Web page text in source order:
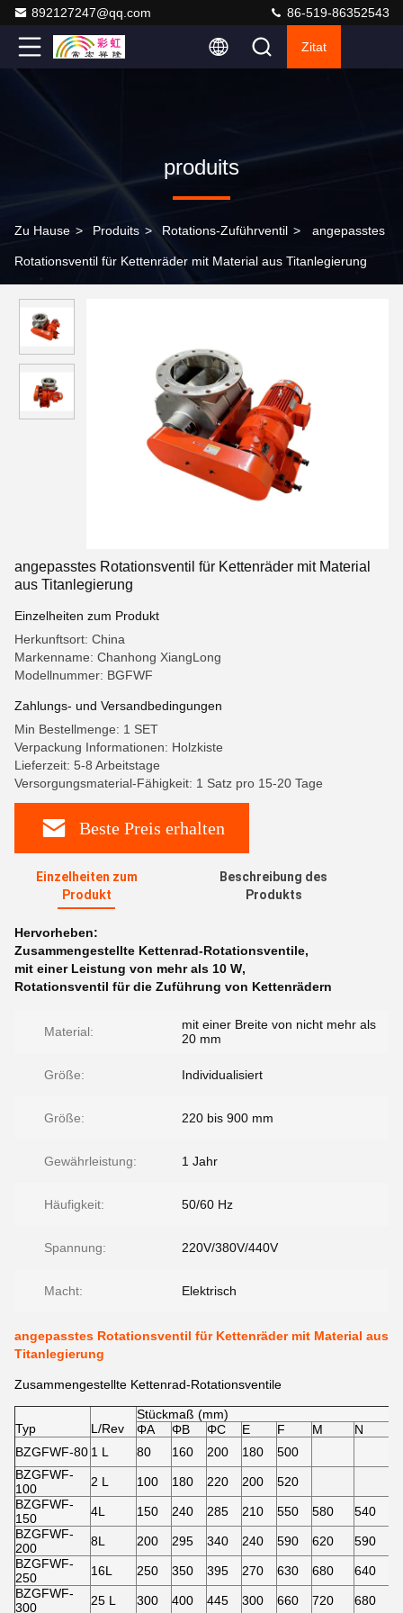
892127247@qq.com 86-519-86352543
Zitat
produits
Zu Hause > Produits > Rotations-Zuführventil > angepasstes
Rotationsventil für Kettenräder mit Material aus Titanlegierung
angepasstes Rotationsventil für Kettenräder mit Material
aus Titanlegierung
Einzelheiten zum Produkt
Herkunftsort: China
Markenname: Chanhong XiangLong
Modellnummer: BGFWF
Zahlungs- und Versandbedingungen
Min Bestellmenge: 1 SET
Verpackung Informationen: Holzkiste
Lieferzeit: 5-8 Arbeitstage
Versorgungsmaterial-Fähigkeit: 1 Satz pro 15-20 Tage
Beste Preis erhalten
Einzelheiten zum
Produkt
Beschreibung des
Produkts
Hervorheben:
Zusammengestellte Kettenrad-Rotationsventile,
mit einer Leistung von mehr als 10 W,
Rotationsventil für die Zuführung von Kettenrädern
Material:
mit einer Breite von nicht mehr als
20 mm
Größe: Individualisiert
Größe: 220 bis 900 mm
Gewährleistung: 1 Jahr
Häufigkeit: 50/60 Hz
Spannung: 220V/380V/440V
Macht: Elektrisch
angepasstes Rotationsventil für Kettenräder mit Material aus
Titanlegierung
Zusammengestellte Kettenrad-Rotationsventile
Typ L/Rev
Stückmaß (mm)
ΦA
ΦB ΦC E F M N
BZGFWF-80 1 L 80 160 200 180 500
BZGFWF-
100
2 L 100 180 220 200 520
BZGFWF-
150
4L 150 240 285 210 550 580 540
BZGFWF-
200
8L 200 295 340 240 590 620 590
BZGFWF-
250
16L 250 350 395 270 630 680 640
BZGFWF-
300
25 L 300 400 445 300 660 720 680